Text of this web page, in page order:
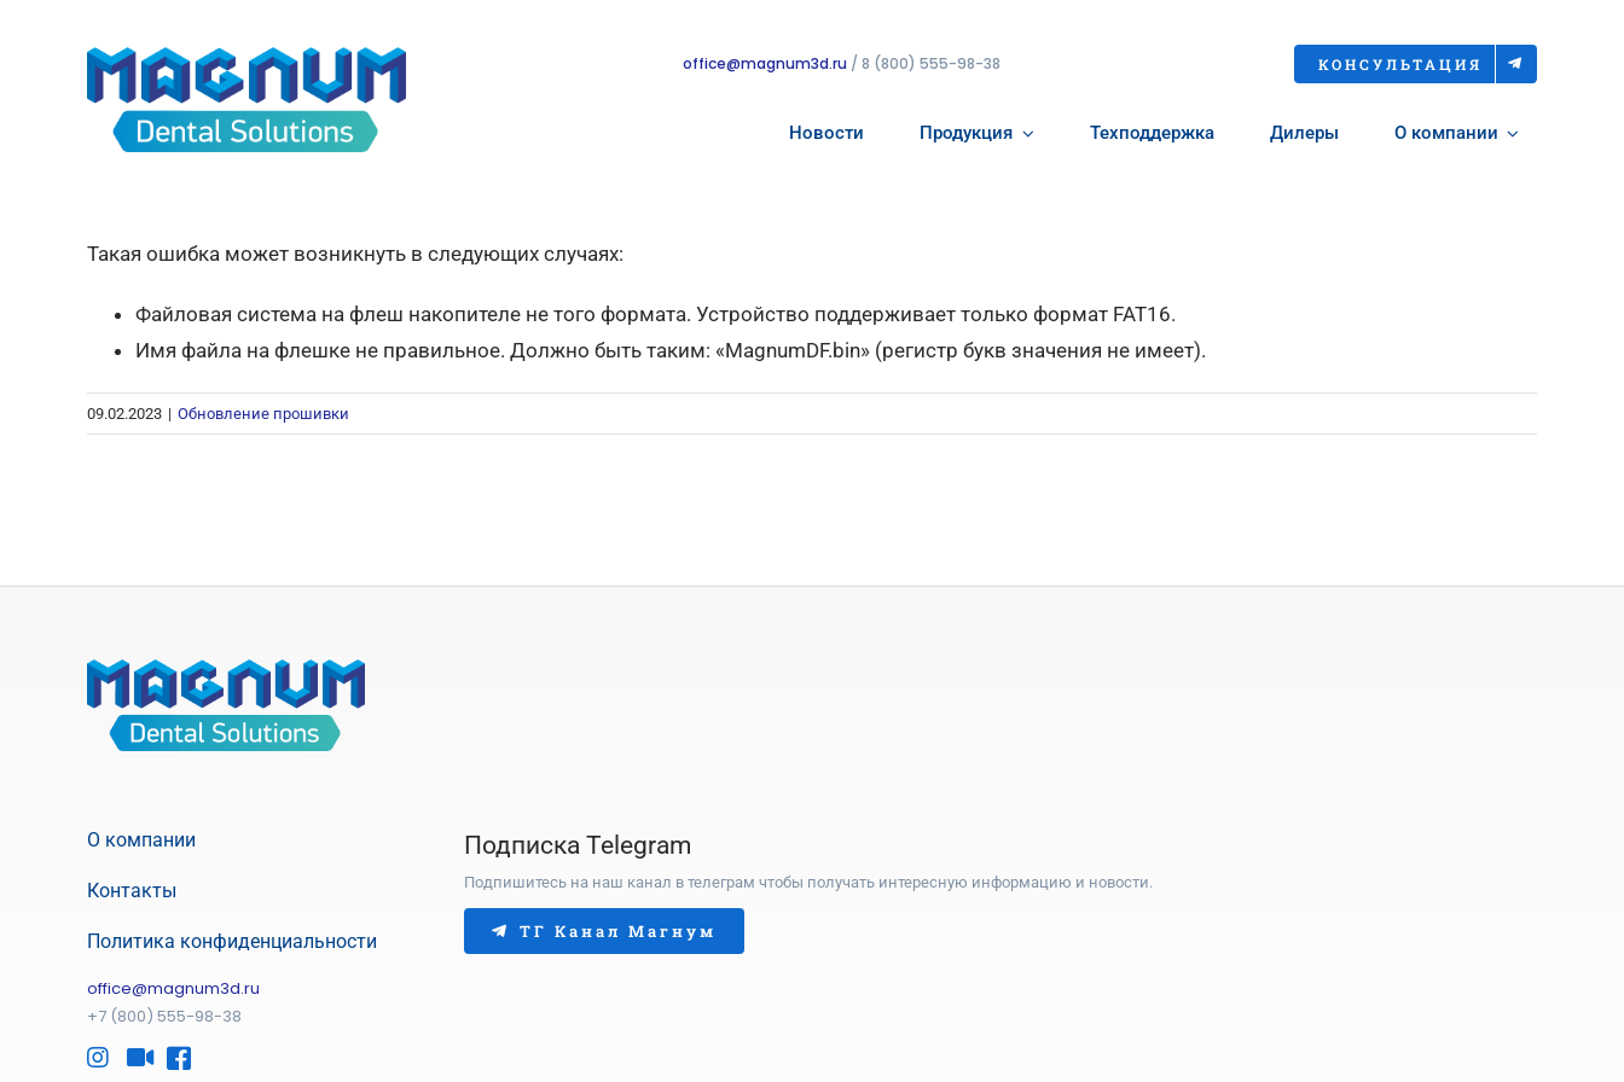
office@magnum3d.ru / 8 (800) 555-98-38 КОНСУЛЬТАЦИЯ
Новости Продукция Техподдержка Дилеры О компании
Такая ошибка может возникнуть в следующих случаях:
Файловая система на флеш накопителе не того формата. Устройство поддерживает только формат FAT16.
Имя файла на флешке не правильное. Должно быть таким: «MagnumDF.bin» (регистр букв значения не имеет).
09.02.2023 | Обновление прошивки
О компании
Контакты
Политика конфиденциальности
office@magnum3d.ru
+7 (800) 555-98-38
Подписка Telegram
Подпишитесь на наш канал в телеграм чтобы получать интересную информацию и новости.
ТГ Канал Магнум